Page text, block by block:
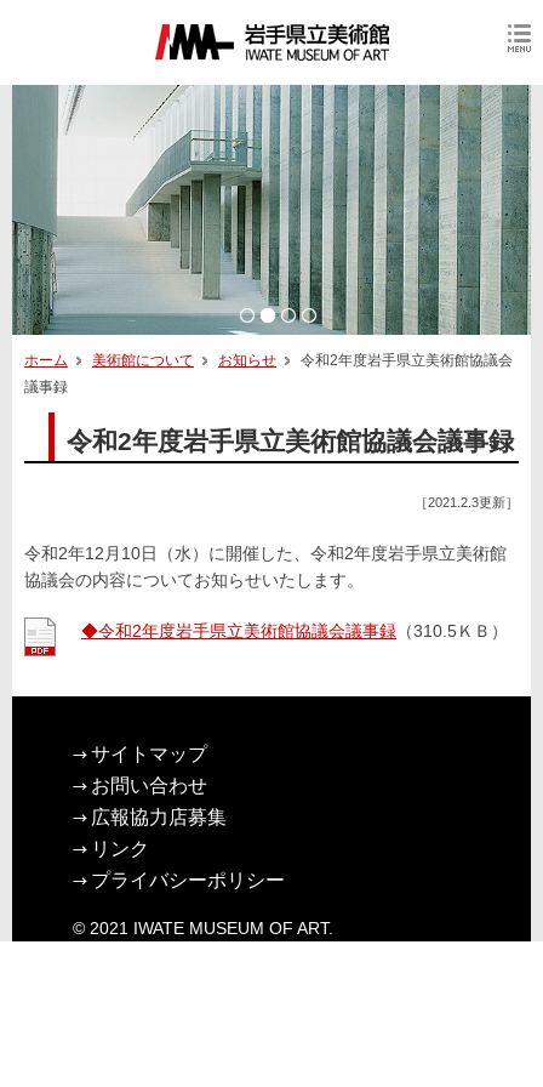
ホーム 美術館について お知らせ
令和2年度岩手県立美術館協議会
議事録
令和2年度岩手県立美術館協議会議事録
［2021.2.3更新］
令和2年12月10日（水）に開催した、令和2年度岩手県立美術館
協議会の内容についてお知らせいたします。
◆令和2年度岩手県立美術館協議会議事録 （310.5ＫＢ）
サイトマップ
お問い合わせ
広報協力店募集
リンク
プライバシーポリシー
© 2021 IWATE MUSEUM OF ART.